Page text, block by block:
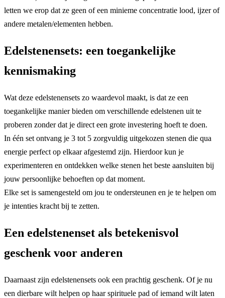
letten we erop dat ze geen of een minieme concentratie lood, ijzer of
andere metalen/elementen hebben.
Edelstenensets: een toegankelijke
kennismaking
Wat deze edelstenensets zo waardevol maakt, is dat ze een
toegankelijke manier bieden om verschillende edelstenen uit te
proberen zonder dat je direct een grote investering hoeft te doen.
In één set ontvang je 3 tot 5 zorgvuldig uitgekozen stenen die qua
energie perfect op elkaar afgestemd zijn. Hierdoor kun je
experimenteren en ontdekken welke stenen het beste aansluiten bij
jouw persoonlijke behoeften op dat moment.
Elke set is samengesteld om jou te ondersteunen en je te helpen om
je intenties kracht bij te zetten.
Een edelstenenset als betekenisvol
geschenk voor anderen
Daarnaast zijn edelstenensets ook een prachtig geschenk. Of je nu
een dierbare wilt helpen op haar spirituele pad of iemand wilt laten